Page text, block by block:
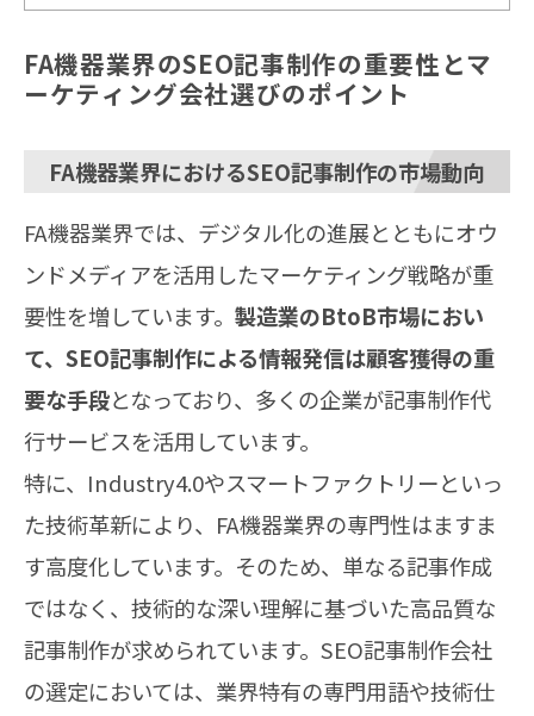
FA機器業界のSEO記事制作の重要性とマ
ーケティング会社選びのポイント
FA機器業界におけるSEO記事制作の市場動向
FA機器業界では、デジタル化の進展とともにオウ
ンドメディアを活用したマーケティング戦略が重
要性を増しています。 製造業のBtoB市場におい
て、SEO記事制作による情報発信は顧客獲得の重
要な手段となっており、多くの企業が記事制作代
行サービスを活用しています。
特に、Industry4.0やスマートファクトリーといっ
た技術革新により、FA機器業界の専門性はますま
す高度化しています。そのため、単なる記事作成
ではなく、技術的な深い理解に基づいた高品質な
記事制作が求められています。SEO記事制作会社
の選定においては、業界特有の専門用語や技術仕